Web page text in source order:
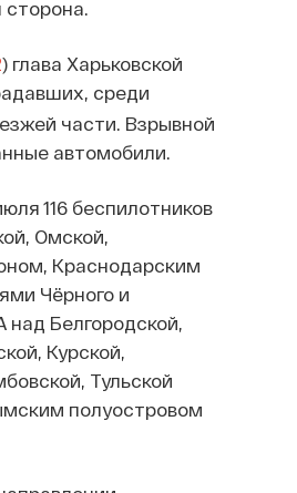
) глава Харьковской
среди
части. Взрывной
автомобили.
116 беспилотников
Омской,
Краснодарским
Чёрного и
над Белгородской,
Курской,
Тульской
полуостровом